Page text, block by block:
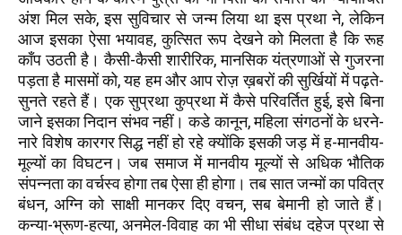
अंश मिल सके, इस सुविचार से जन्म लिया था इस प्रथा ने, लेकिन
आज इसका ऐसा भयावह, कुत्सित रूप देखने को मिलता है कि रूह
काँप उठती है। कैसी-कैसी शारीरिक, मानसिक यंत्रणाओं से गुजरना
पड़ता है मासमों को, यह हम और आप रोज़ ख़बरों की सुर्खियों में पढ़ते-
सुनते रहते हैं। एक सुप्रथा कुप्रथा में कैसे परिवर्तित हुई, इसे बिना
जाने इसका निदान संभव नहीं। कडे कानून, महिला संगठनों के धरने-
नारे विशेष कारगर सिद्ध नहीं हो रहे क्योंकि इसकी जड़ में ह-मानवीय-
मूल्यों का विघटन। जब समाज में मानवीय मूल्यों से अधिक भौतिक
संपन्नता का वर्चस्व होगा तब ऐसा ही होगा। तब सात जन्मों का पवित्र
बंधन, अग्नि को साक्षी मानकर दिए वचन, सब बेमानी हो जाते हैं।
कन्या-भ्रूण-हत्या, अनमेल-विवाह का भी सीधा संबंध दहेज प्रथा से